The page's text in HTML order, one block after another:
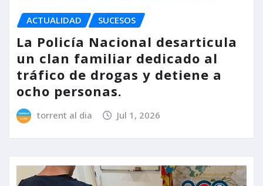
ACTUALIDAD SUCESOS
La Policía Nacional desarticula
un clan familiar dedicado al
tráfico de drogas y detiene a
ocho personas.
torrent al dia Jul 1, 2026